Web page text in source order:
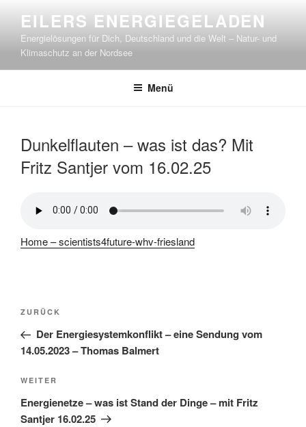
springen
EILERS ENERGIEGELADEN
Energielösungen für Dich, Deutschland und die Welt – Natur- und
Klimaschutz an der Nordsee
Menü
Dunkelflauten – was ist das? Mit
Fritz Santjer vom 16.02.25
Home – scientists4future-whv-friesland
Beitragsnavigation
Vorheriger
Beitrag
ZURÜCK
Der Energiesystemkonflikt – eine Sendung vom
14.05.2023 – Thomas Balmert
Nächster
Beitrag
WEITER
Energienetze – was ist Stand der Dinge – mit Fritz
Santjer 16.02.25